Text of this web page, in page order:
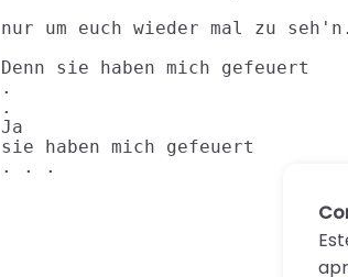
nur um euch wieder mal zu seh'n.
Denn sie haben mich gefeuert
.
.
Ja
sie haben mich gefeuert
. . .